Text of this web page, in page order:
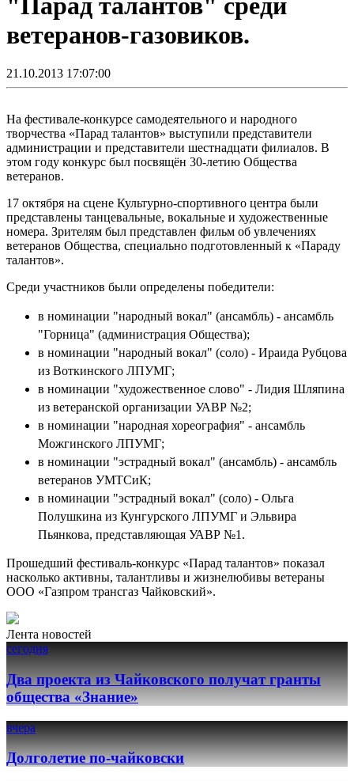
ветеранов-газовиков.
21.10.2013 17:07:00
На фестивале-конкурсе самодеятельного и народного
творчества «Парад талантов» выступили представители
администрации и представители шестнадцати филиалов. В
этом году конкурс был посвящён 30-летию Общества
ветеранов.
17 октября на сцене Культурно-спортивного центра были
представлены танцевальные, вокальные и художественные
номера. Зрителям был представлен фильм об увлечениях
ветеранов Общества, специально подготовленный к «Параду
талантов».
Среди участников были определены победители:
в номинации "народный вокал" (ансамбль) - ансамбль
"Горница" (администрация Общества);
в номинации "народный вокал" (соло) - Ираида Рубцова
из Воткинского ЛПУМГ;
в номинации "художественное слово" - Лидия Шляпина
из ветеранской организации УАВР №2;
в номинации "народная хореография" - ансамбль
Можгинского ЛПУМГ;
в номинации "эстрадный вокал" (ансамбль) - ансамбль
ветеранов УМТСиК;
в номинации "эстрадный вокал" (соло) - Ольга
Полушкина из Кунгурского ЛПУМГ и Эльвира
Пьянкова, представляющая УАВР №1.
Прошедший фестиваль-конкурс «Парад талантов» показал
насколько активны, талантливы и жизнелюбивы ветераны
ООО «Газпром трансгаз Чайковский».
Лента новостей
сегодня
Два проекта из Чайковского получат гранты
общества «Знание»
вчера
Долголетие по-чайковски